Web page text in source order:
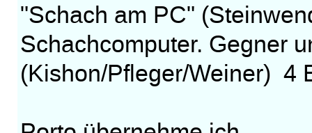
"Schach am PC"
Schachcomputer. Gegner
(Kishon/Pfleger/Weiner) 4